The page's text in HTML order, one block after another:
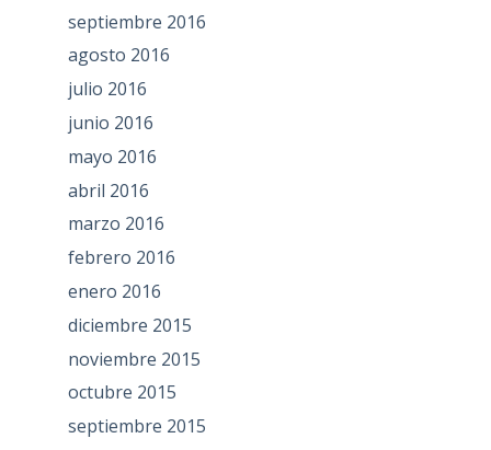
septiembre 2016
agosto 2016
julio 2016
junio 2016
mayo 2016
abril 2016
marzo 2016
febrero 2016
enero 2016
diciembre 2015
noviembre 2015
octubre 2015
septiembre 2015